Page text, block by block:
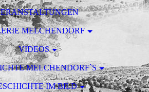
MELCHENDORF
VIDEOS
MELCHENDORF`S
IM BILD